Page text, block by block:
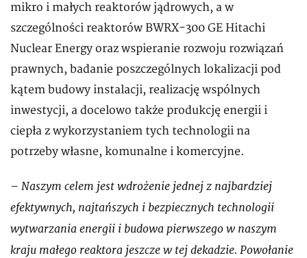
mikro i małych reaktorów jądrowych, a w
szczególności reaktorów BWRX-300 GE Hitachi
Nuclear Energy oraz wspieranie rozwoju rozwiązań
prawnych, badanie poszczególnych lokalizacji pod
kątem budowy instalacji, realizację wspólnych
inwestycji, a docelowo także produkcję energii i
ciepła z wykorzystaniem tych technologii na
potrzeby własne, komunalne i komercyjne.
– Naszym celem jest wdrożenie jednej z najbardziej
efektywnych, najtańszych i bezpiecznych technologii
wytwarzania energii i budowa pierwszego w naszym
kraju małego reaktora jeszcze w tej dekadzie. Powołanie